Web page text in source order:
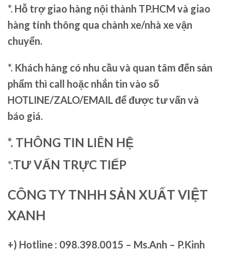
*. Hỗ trợ giao hàng nội thành TP.HCM và giao
hàng tỉnh thông qua chành xe/nhà xe vận
chuyển.
*. Khách hàng có nhu cầu và quan tâm đến sản
phẩm thì call hoặc nhắn tin vào số
HOTLINE/ZALO/EMAIL để được tư vấn và
báo giá.
*. THÔNG TIN LIÊN HỆ
*.TƯ VẤN TRỰC TIẾP
CÔNG TY TNHH SẢN XUẤT VIỆT
XANH
+) Hotline : 098.398.0015 – Ms.Anh – P.Kinh